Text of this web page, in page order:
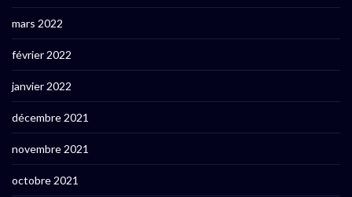
mars 2022
février 2022
janvier 2022
décembre 2021
novembre 2021
octobre 2021